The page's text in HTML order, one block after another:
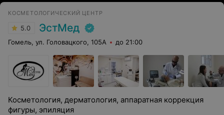
КОСМЕТОЛОГИЧЕСКИЙ ЦЕНТР
5.0 ЭстМед
Гомель, ул. Головацкого, 105А до 21:00
Косметология, дерматология, аппаратная коррекция
фигуры, эпиляция